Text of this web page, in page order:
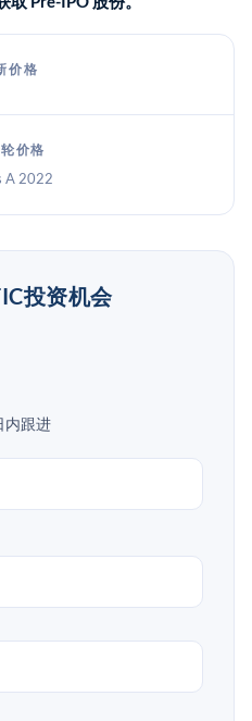
价格
价格
A 2022
投资机会
内跟进